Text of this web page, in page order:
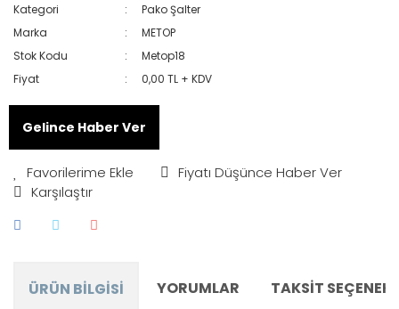
Kategori
Pako Şalter
Marka
METOP
Stok Kodu
Metop18
Fiyat
0,00 TL + KDV
Gelince Haber Ver
Fiyatı Düşünce Haber Ver
Karşılaştır
ÜRÜN BILGISI YORUMLAR TAKSIT